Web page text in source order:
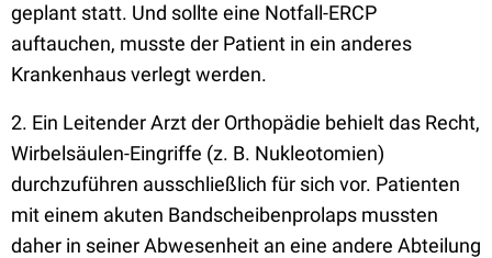
geplant statt. Und sollte eine Notfall-ERCP
auftauchen, musste der Patient in ein anderes
Krankenhaus verlegt werden.
2. Ein Leitender Arzt der Orthopädie behielt das Recht,
Wirbelsäulen-Eingriffe (z. B. Nukleotomien)
durchzuführen ausschließlich für sich vor. Patienten
mit einem akuten Bandscheibenprolaps mussten
daher in seiner Abwesenheit an eine andere Abteilung